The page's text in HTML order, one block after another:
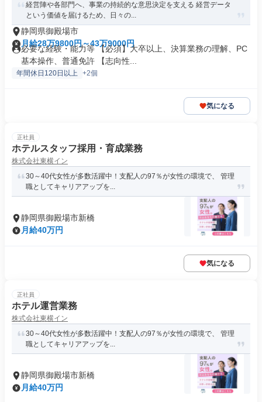
経営陣や各部門へ、事業の持続的な意思決定を支える 経営データ
という価値を届けるため、日々の...
静岡県御殿場市
月給28万9800円～43万9000円
必要な経験・能力等 【必須】大卒以上、決算業務の理解、PC
基本操作、普通免許 【志向性...
年間休日120日以上 +2個
気になる
正社員
ホテルスタッフ採用・育成業務
株式会社東横イン
30～40代女性が多数活躍中！支配人の97％が女性の環境で、 管理
職としてキャリアアップを...
静岡県御殿場市新橋
月給40万円
気になる
正社員
ホテル運営業務
株式会社東横イン
30～40代女性が多数活躍中！支配人の97％が女性の環境で、 管理
職としてキャリアアップを...
静岡県御殿場市新橋
月給40万円